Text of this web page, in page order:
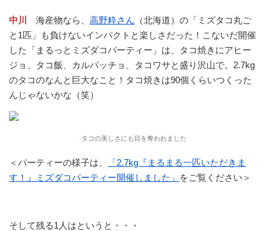
中川 海産物なら、 高野粋さん （北海道）の「ミズタコ丸ご
と1匹」も負けないインパクトと楽しさだった！こないだ開催
した「まるっとミズダコパーティー」は、タコ焼きにアヒー
ジョ、タコ飯、カルパッチョ、タコワサと盛り沢山で。2.7kg
のタコのなんと巨大なこと！タコ焼きは90個くらいつくった
んじゃないかな（笑）
タコの美しさにも目を奪われました
＜パーティーの様子は、
「2.7kg『まるまる一匹いただきま
す！』ミズダコパーティー開催しました」
をご覧ください＞
そして残る1人はというと・・・